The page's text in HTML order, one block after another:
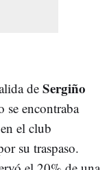
de Sergiño
encontraba
el club
su traspaso.